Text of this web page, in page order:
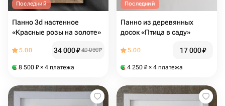
Последний
Панно 3d настенное
«Красные розы на золоте»
5.00 34 000₽ 40 000₽
8 500 ₽ × 4 платежа
Последний
Панно из деревянных
досок «Птица в саду»
5.00 17 000₽
4 250 ₽ × 4 платежа